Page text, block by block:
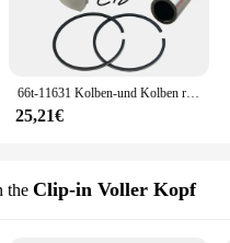
66t-11631 Kolben-und Kolben rings atz (Standard) für Yamaha Parsun 40 PS e40mh 40x mit Clip und Stift 66t-11631-01-93 80mm
25,21€
the Clip-in Voller Kopf